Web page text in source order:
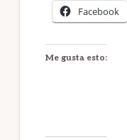
Facebook
Me gusta esto: